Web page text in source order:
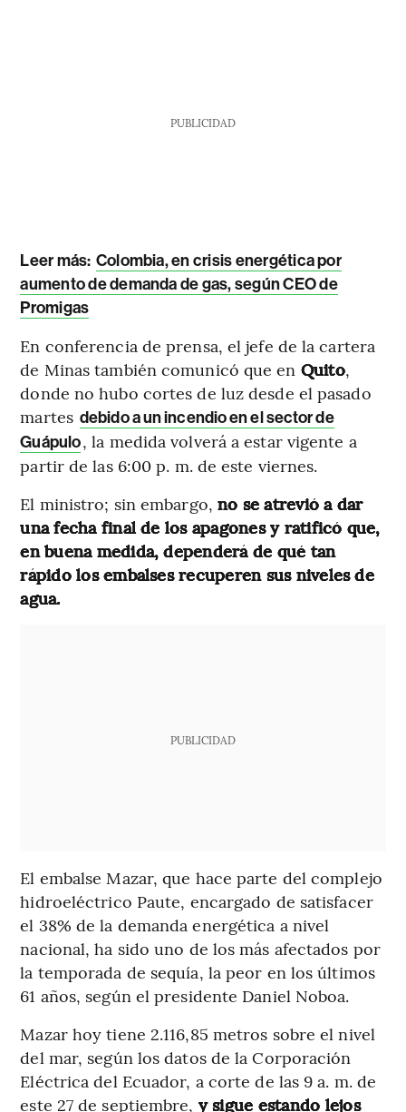
PUBLICIDAD
Leer más: Colombia, en crisis energética por
aumento de demanda de gas, según CEO de
Promigas
En conferencia de prensa, el jefe de la cartera
de Minas también comunicó que en Quito,
donde no hubo cortes de luz desde el pasado
martes debido a un incendio en el sector de
Guápulo, la medida volverá a estar vigente a
partir de las 6:00 p. m. de este viernes.
El ministro; sin embargo, no se atrevió a dar
una fecha final de los apagones y ratificó que,
en buena medida, dependerá de qué tan
rápido los embalses recuperen sus niveles de
agua.
PUBLICIDAD
El embalse Mazar, que hace parte del complejo
hidroeléctrico Paute, encargado de satisfacer
el 38% de la demanda energética a nivel
nacional, ha sido uno de los más afectados por
la temporada de sequía, la peor en los últimos
61 años, según el presidente Daniel Noboa.
Mazar hoy tiene 2.116,85 metros sobre el nivel
del mar, según los datos de la Corporación
Eléctrica del Ecuador, a corte de las 9 a. m. de
este 27 de septiembre, y sigue estando lejos